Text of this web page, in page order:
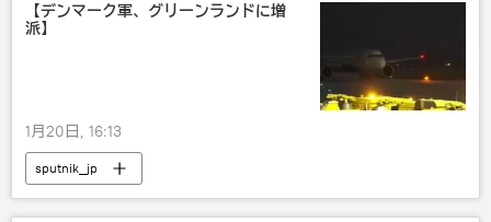
【デンマーク軍、グリーンランドに増
派】
1月20日, 16:13
sputnik_jp